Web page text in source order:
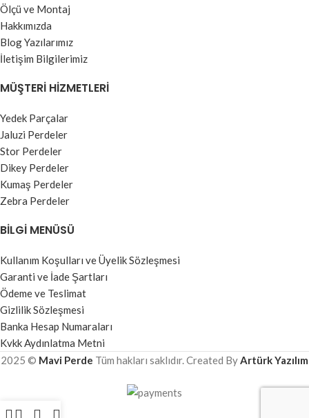
Ölçü ve Montaj
Hakkımızda
Blog Yazılarımız
İletişim Bilgilerimiz
MÜŞTERI HIZMETLERI
Yedek Parçalar
Jaluzi Perdeler
Stor Perdeler
Dikey Perdeler
Kumaş Perdeler
Zebra Perdeler
BILGI MENÜSÜ
Kullanım Koşulları ve Üyelik Sözleşmesi
Garanti ve İade Şartları
Ödeme ve Teslimat
Gizlilik Sözleşmesi
Banka Hesap Numaraları
Kvkk Aydınlatma Metni
2025 © Mavi Perde Tüm hakları saklıdır. Created ByArtürk Yazılım